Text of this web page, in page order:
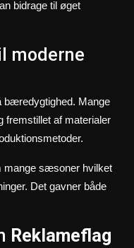
bidrage til øget
moderne
bæredygtighed. Mange
fremstillet af materialer
mange sæsoner hvilket
Det gavner både
Reklameflag